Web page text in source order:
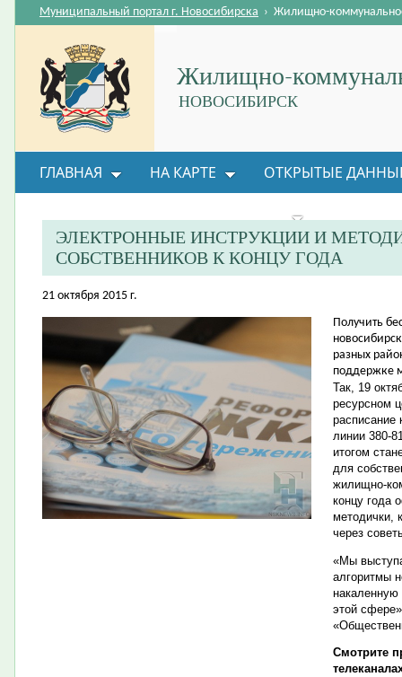
Жилищно-
НОВОСИБИРСК
Муниципальный портал г. Новосибирска › Жилищно-
ГЛАВНАЯ НА КАРТЕ ОТКРЫТЫЕ
ВОПРОС-ОТВЕТ ОРГАНИЗАЦИИ
ЭЛЕКТРОННЫЕ ИНСТРУКЦИИ И
СОБСТВЕННИКОВ К КОНЦУ ГОДА
21 октября 2015 г.
​Получить
разных
поддержке
Так, 19
ресурсном
расписание
линии 380-
итогом
для
жилищно-
концу года
методички,
через
«Мы
алгоритмы
накаленную
этой
Смотрите